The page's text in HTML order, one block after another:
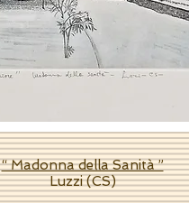
“ Madonna della Sanità ”
Luzzi (CS)